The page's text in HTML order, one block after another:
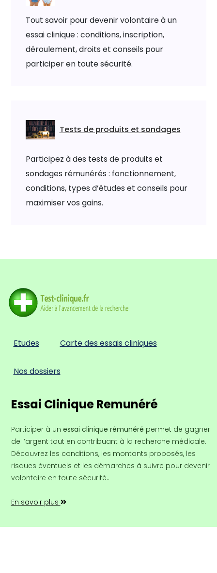
Tout savoir pour devenir volontaire à un
essai clinique : conditions, inscription,
déroulement, droits et conseils pour
participer en toute sécurité.
Tests de produits et sondages
Participez à des tests de produits et
sondages rémunérés : fonctionnement,
conditions, types d’études et conseils pour
maximiser vos gains.
Etudes Carte des essais cliniques
Nos dossiers
Essai Clinique Remunéré
Participer à un essai clinique rémunéré permet de gagner
de l’argent tout en contribuant à la recherche médicale.
Découvrez les conditions, les montants proposés, les
risques éventuels et les démarches à suivre pour devenir
volontaire en toute sécurité..
En savoir plus